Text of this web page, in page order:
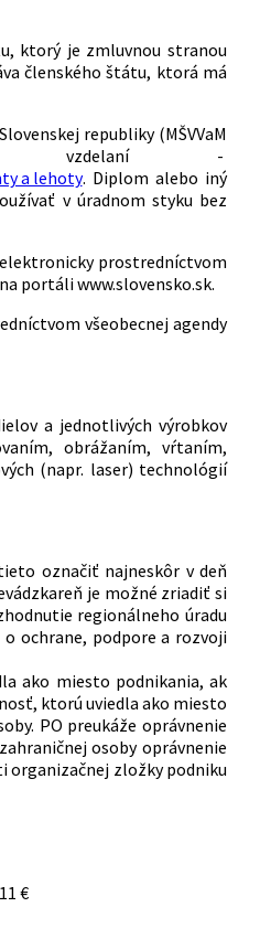
ktorý je zmluvnou stranou
členského štátu, ktorá má
republiky (MŠVVaM
vzdelaní -
a lehoty. Diplom alebo iný
v úradnom styku bez
elektronicky prostredníctvom
portáli www.slovensko.sk.
všeobecnej agendy
a jednotlivých výrobkov
obrážaním, vŕtaním,
(napr. laser) technológií
označiť najneskôr v deň
je možné zriadiť si
regionálneho úradu
o ochrane, podpore a rozvoji
ako miesto podnikania, ak
ktorú uviedla ako miesto
PO preukáže oprávnenie
osoby oprávnenie
organizačnej zložky podniku
€